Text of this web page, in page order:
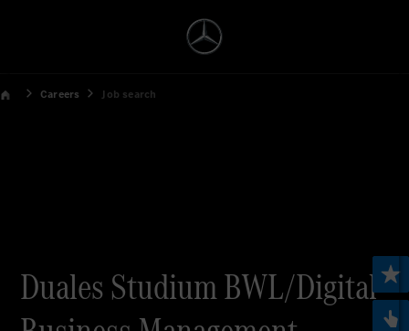
Careers Job search
Duales Studium BWL/Digital